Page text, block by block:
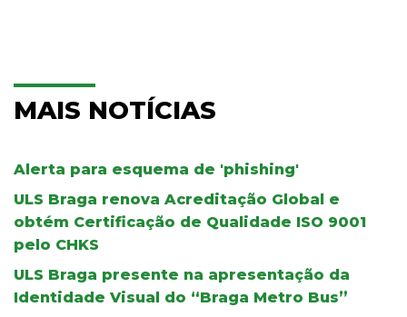
MAIS NOTÍCIAS
Alerta para esquema de 'phishing'
ULS Braga renova Acreditação Global e
obtém Certificação de Qualidade ISO 9001
pelo CHKS
ULS Braga presente na apresentação da
Identidade Visual do “Braga Metro Bus”